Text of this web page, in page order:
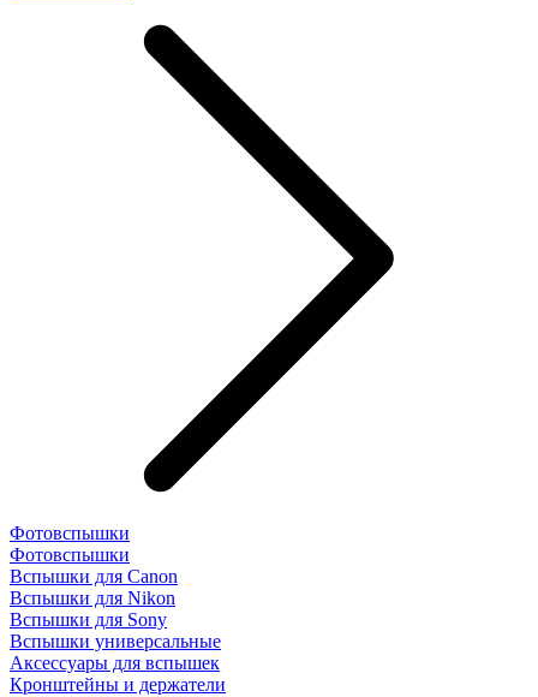
Фотовспышки
Фотовспышки
Вспышки для Canon
Вспышки для Nikon
Вспышки для Sony
Вспышки универсальные
Аксесcуары для вспышек
Кронштейны и держатели